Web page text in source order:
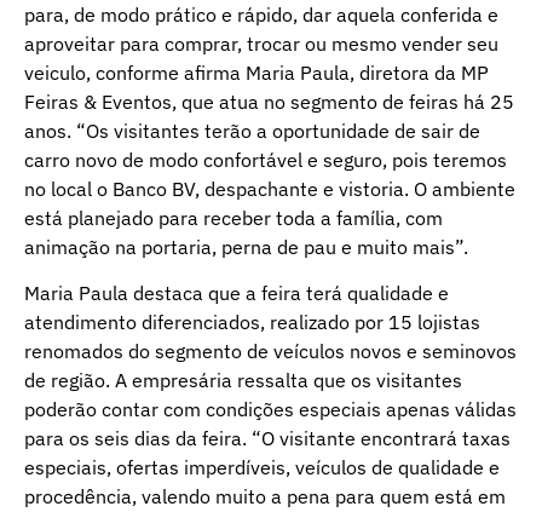
para, de modo prático e rápido, dar aquela conferida e
aproveitar para comprar, trocar ou mesmo vender seu
veiculo, conforme afirma Maria Paula, diretora da MP
Feiras & Eventos, que atua no segmento de feiras há 25
anos. “Os visitantes terão a oportunidade de sair de
carro novo de modo confortável e seguro, pois teremos
no local o Banco BV, despachante e vistoria. O ambiente
está planejado para receber toda a família, com
animação na portaria, perna de pau e muito mais”.
Maria Paula destaca que a feira terá qualidade e
atendimento diferenciados, realizado por 15 lojistas
renomados do segmento de veículos novos e seminovos
de região. A empresária ressalta que os visitantes
poderão contar com condições especiais apenas válidas
para os seis dias da feira. “O visitante encontrará taxas
especiais, ofertas imperdíveis, veículos de qualidade e
procedência, valendo muito a pena para quem está em